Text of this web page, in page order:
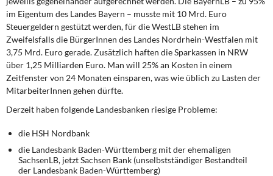
im Eigentum des Landes Bayern – musste mit 10 Mrd. Euro
Steuergeldern gestützt werden, für die WestLB stehen im
Zweifelsfalls die BürgerInnen des Landes Nordrhein-Westfalen mit
3,75 Mrd. Euro gerade. Zusätzlich haften die Sparkassen in NRW
über 1,25 Milliarden Euro. Man will 25% an Kosten in einem
Zeitfenster von 24 Monaten einsparen, was wie üblich zu Lasten der
MitarbeiterInnen gehen dürfte.
Derzeit haben folgende Landesbanken riesige Probleme:
die HSH Nordbank
die Landesbank Baden-Württemberg mit der ehemaligen
SachsenLB, jetzt Sachsen Bank (unselbstständiger Bestandteil
der Landesbank Baden-Württemberg)